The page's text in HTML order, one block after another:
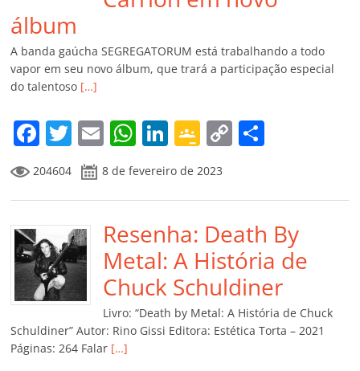
álbum
A banda gaúcha SEGREGATORUM está trabalhando a todo
vapor em seu novo álbum, que trará a participação especial
do talentoso […]
F
a
c
e
b
o
o
k
T
w
itt
er
E
m
ai
l
W
at
s
A
p
p
Li
k
e
dI
n
G
o
o
gl
e
Cl
a
ss
ro
C
y
Li
n
k
p
ar
til
h
ar
204604 8 de fevereiro de 2023
Resenha: Death By
Metal: A História de
Chuck Schuldiner
Livro: “Death by Metal: A História de Chuck
Schuldiner” Autor: Rino Gissi Editora: Estética Torta – 2021
Páginas: 264 Falar […]